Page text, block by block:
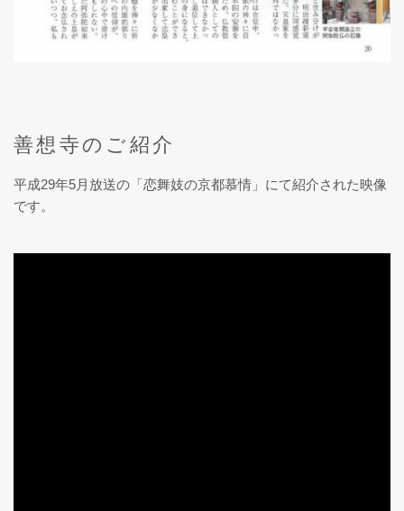
善想寺のご紹介
平成29年5月放送の「恋舞妓の京都慕情」にて紹介された映像
です。